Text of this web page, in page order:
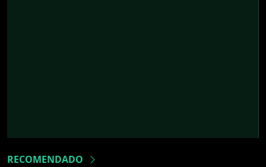
RECOMENDADO